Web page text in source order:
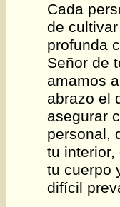
Cada
de
profunda
Señor de
amamos
abrazo el
asegurar
personal,
tu
tu cuerpo
difícil